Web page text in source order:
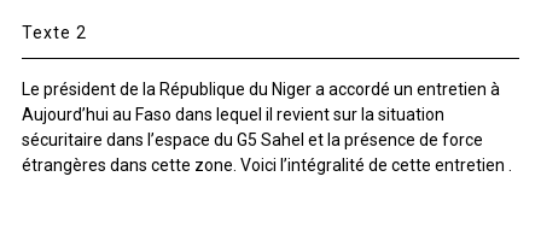
Texte 2
Le président de la République du Niger a accordé un entretien à
Aujourd’hui au Faso dans lequel il revient sur la situation
sécuritaire dans l’espace du G5 Sahel et la présence de force
étrangères dans cette zone. Voici l’intégralité de cette entretien .